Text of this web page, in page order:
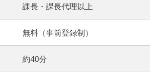
課長・課長代理以上
無料（事前登録制）
約40分